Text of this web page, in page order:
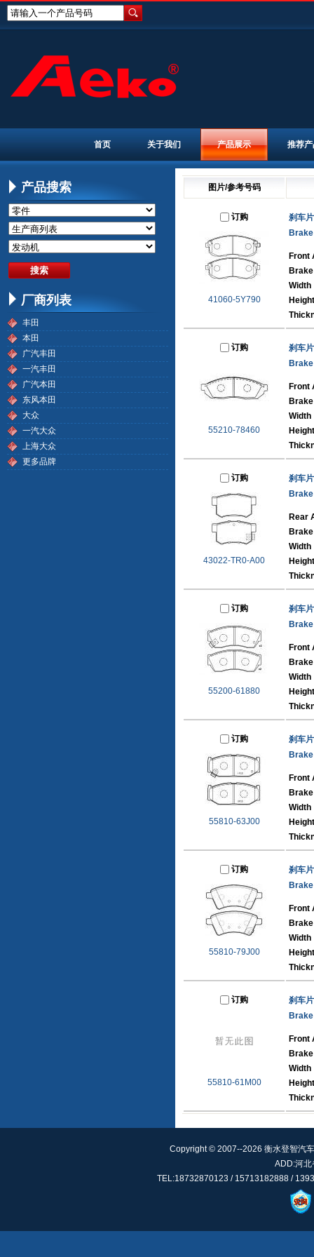
请输入一个产品号码
首页 关于我们 产品展示 推荐
图片/参考号码
订购
41060-5Y790
刹车片
Front
Width
Height
订购
55210-78460
刹车片
Front
Width
Height
订购
43022-TR0-A00
刹车片
Rear
Width
Height
订购
55200-61880
刹车片
Front
Width
Height
订购
55810-63J00
刹车片
Front
Width
Height
订购
55810-79J00
刹车片
Front
Width
Height
订购
55810-61M00
刹车片
Front
Width
Height
产品搜索
厂商列表
丰田
本田
广汽丰田
一汽丰田
广汽本田
东风本田
大众
一汽大众
上海大众
更多品牌
Copyright © 2007--2026 衡水登智汽
ADD:河北
TEL:18732870123 / 15713182888 /